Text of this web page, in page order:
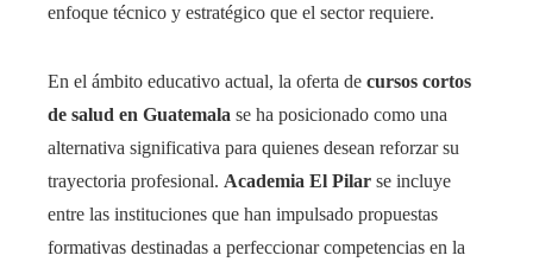
enfoque técnico y estratégico que el sector requiere.
En el ámbito educativo actual, la oferta de cursos cortos
de salud en Guatemala se ha posicionado como una
alternativa significativa para quienes desean reforzar su
trayectoria profesional. Academia El Pilar se incluye
entre las instituciones que han impulsado propuestas
formativas destinadas a perfeccionar competencias en la